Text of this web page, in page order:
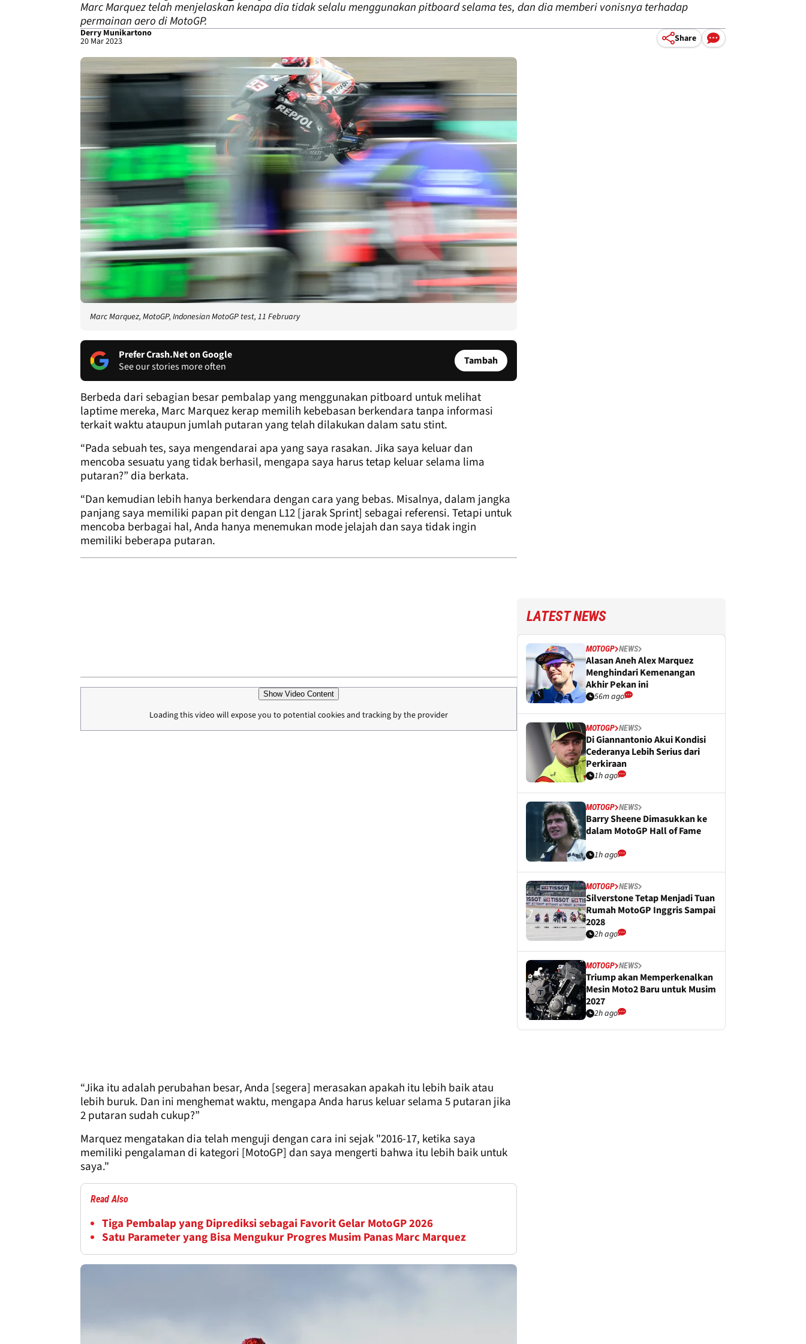
Marc Marquez telah menjelaskan kenapa dia tidak selalu menggunakan pitboard selama tes, dan dia memberi vonisnya terhadap
permainan aero di MotoGP.
Derry Munikartono
20 Mar 2023 Share
Marc Marquez, MotoGP, Indonesian MotoGP test, 11 February
Prefer Crash.Net on Google
See our stories more often
Tambah
Berbeda dari sebagian besar pembalap yang menggunakan pitboard untuk melihat
laptime mereka, Marc Marquez kerap memilih kebebasan berkendara tanpa informasi
terkait waktu ataupun jumlah putaran yang telah dilakukan dalam satu stint.
“Pada sebuah tes, saya mengendarai apa yang saya rasakan. Jika saya keluar dan
mencoba sesuatu yang tidak berhasil, mengapa saya harus tetap keluar selama lima
putaran?” dia berkata.
“Dan kemudian lebih hanya berkendara dengan cara yang bebas. Misalnya, dalam jangka
panjang saya memiliki papan pit dengan L12 [jarak Sprint] sebagai referensi. Tetapi untuk
mencoba berbagai hal, Anda hanya menemukan mode jelajah dan saya tidak ingin
memiliki beberapa putaran.
Show Video Content
Loading this video will expose you to potential cookies and tracking by the provider
“Jika itu adalah perubahan besar, Anda [segera] merasakan apakah itu lebih baik atau
lebih buruk. Dan ini menghemat waktu, mengapa Anda harus keluar selama 5 putaran jika
2 putaran sudah cukup?”
Marquez mengatakan dia telah menguji dengan cara ini sejak "2016-17, ketika saya
memiliki pengalaman di kategori [MotoGP] dan saya mengerti bahwa itu lebih baik untuk
saya."
Read Also
Tiga Pembalap yang Diprediksi sebagai Favorit Gelar MotoGP 2026
Satu Parameter yang Bisa Mengukur Progres Musim Panas Marc Marquez
LATEST NEWS
MOTOGP NEWS
Alasan Aneh Alex Marquez
Menghindari Kemenangan
Akhir Pekan ini
56m ago
MOTOGP NEWS
Di Giannantonio Akui Kondisi
Cederanya Lebih Serius dari
Perkiraan
1h ago
MOTOGP NEWS
Barry Sheene Dimasukkan ke
dalam MotoGP Hall of Fame
1h ago
MOTOGP NEWS
Silverstone Tetap Menjadi Tuan
Rumah MotoGP Inggris Sampai
2028
2h ago
MOTOGP NEWS
Triump akan Memperkenalkan
Mesin Moto2 Baru untuk Musim
2027
2h ago